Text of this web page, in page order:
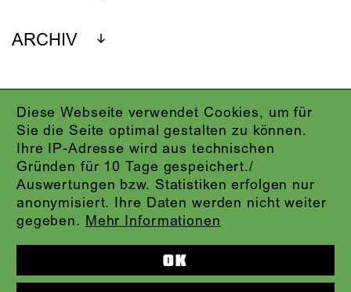
Diese Webseite verwendet Cookies, um für
Sie die Seite optimal gestalten zu können.
Ihre IP-Adresse wird aus technischen
Gründen für 10 Tage gespeichert./
Auswertungen bzw. Statistiken erfolgen nur
anonymisiert. Ihre Daten werden nicht weiter
gegeben. Mehr Informationen
OK
ARCHIV
IMPRESSUM
DATENSCHUTZ
AGB
KONTAKT
ABO-LOGIN
PRESSE
KARTENTELEFON:069.212.49.49.4